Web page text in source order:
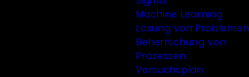
Machine Learning
Lösung von Problemen
Beherrschung von
Prozessen
Versuchsplan